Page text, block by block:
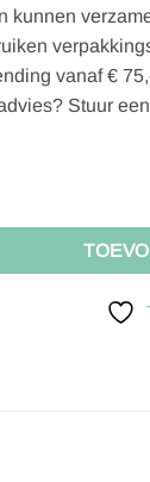
kunnen
vanaf €
Stuur
organic